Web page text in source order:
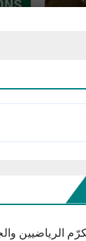
الرياضيين